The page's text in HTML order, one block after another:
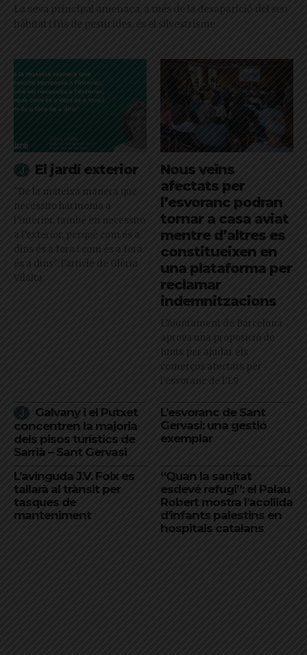
La seva principal amenaça, a més de la desaparició del seu
hàbitat i l'ús de pesticides, és el silvestrisme
El jardí exterior
"De la mateixa manera que
necessito harmonia a
l’interior, també en necessito
a l’exterior, perquè com és a
dins és a fora i com és a fora
és a dins": l'article de Glòria
Vilalta
Nous veïns
afectats per
l’esvoranc podran
tornar a casa aviat
mentre d’altres es
constitueixen en
una plataforma per
reclamar
indemnitzacions
L’Ajuntament de Barcelona
aprova una proposició de
Junts per ajudar els
comerços afectats per
l'esvoranc de l'L9
Galvany i el Putxet
concentren la majoria
dels pisos turístics de
Sarrià – Sant Gervasi
L’esvoranc de Sant
Gervasi: una gestió
exemplar
L’avinguda J.V. Foix es
tallarà al trànsit per
tasques de
manteniment
“Quan la sanitat
esdevé refugi”: el Palau
Robert mostra l’acollida
d’infants palestins en
hospitals catalans